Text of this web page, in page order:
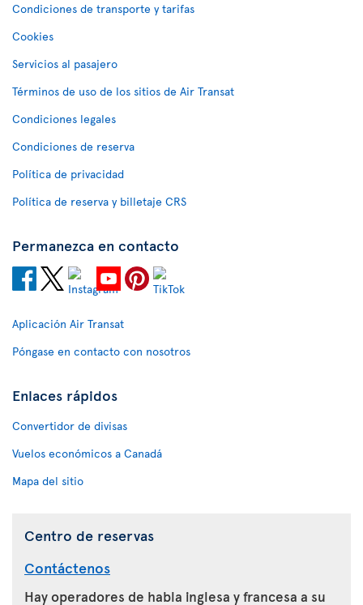
Condiciones de transporte y tarifas
Cookies
Servicios al pasajero
Términos de uso de los sitios de Air Transat
Condiciones legales
Condiciones de reserva
Política de privacidad
Política de reserva y billetaje CRS
Permanezca en contacto
Aplicación Air Transat
Póngase en contacto con nosotros
Enlaces rápidos
Convertidor de divisas
Vuelos económicos a Canadá
Mapa del sitio
Centro de reservas
Contáctenos
Hay operadores de habla inglesa y francesa a su